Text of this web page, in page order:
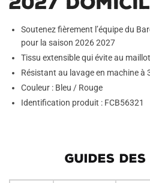
Soutenez fièrement l’équipe du
pour la saison 2026 2027
Tissu extensible qui évite au
Résistant au lavage en machine à
Couleur : Bleu / Rouge
Identification produit : FCB56321
GUIDES